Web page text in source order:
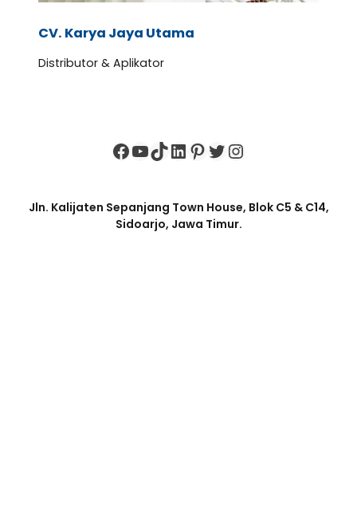
CV. Karya Jaya Utama
Distributor & Aplikator
Facebook
YouTube
TikTok
LinkedIn
Pinterest
Twitter
Instagram
Jln. Kalijaten Sepanjang Town House, Blok C5 & C14,
Sidoarjo, Jawa Timur.